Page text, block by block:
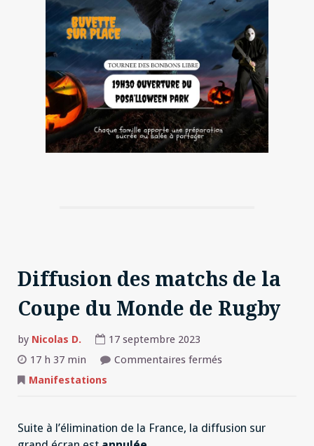
Diffusion des matchs de la
Coupe du Monde de Rugby
by Nicolas D.
17 septembre 2023
17 h 37 min
Commentaires ferméssur
du
Manifestations
Suite à l’élimination de la France, la diffusion sur